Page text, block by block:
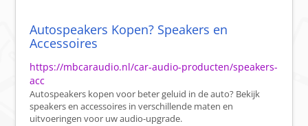
Autospeakers Kopen? Speakers en
Accessoires
https://mbcaraudio.nl/car-audio-producten/speakers-
acc
Autospeakers kopen voor beter geluid in de auto? Bekijk
speakers en accessoires in verschillende maten en
uitvoeringen voor uw audio-upgrade.